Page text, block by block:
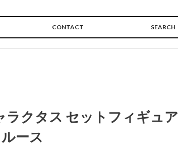
CONTACT SEARCH
ラクタス セットフィギュア
ース